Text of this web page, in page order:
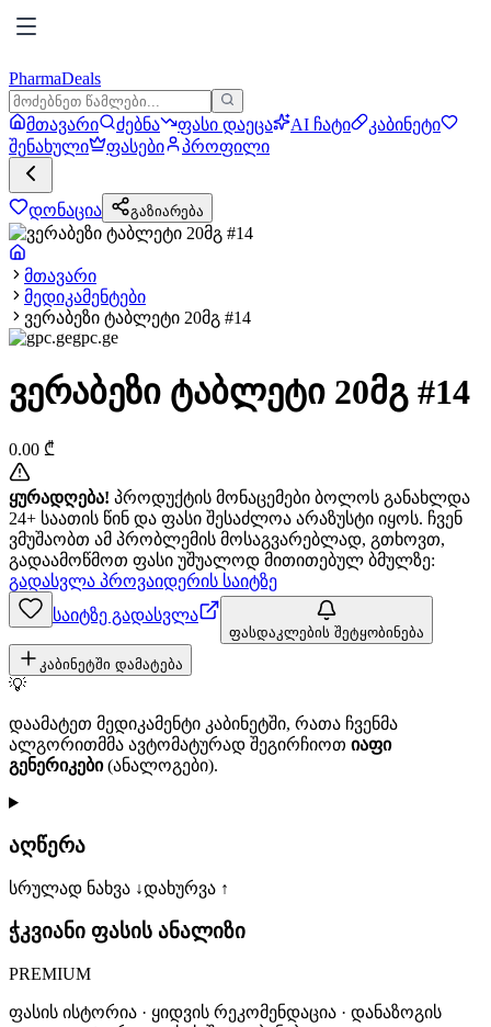
PharmaDeals
მთავარი ძებნა ფასი დაეცა AI ჩატი
კაბინეტი
შენახული
ფასები პროფილი
დონაცია გაზიარება
მთავარი
მედიკამენტები
ვერაბეზი ტაბლეტი 20მგ #14
gpc.ge
ვერაბეზი ტაბლეტი 20მგ #14
0.00 ₾
ყურადღება! პროდუქტის მონაცემები ბოლოს განახლდა
24+ საათის წინ და ფასი შესაძლოა არაზუსტი იყოს. ჩვენ
ვმუშაობთ ამ პრობლემის მოსაგვარებლად, გთხოვთ,
გადაამოწმოთ ფასი უშუალოდ მითითებულ ბმულზე:
გადასვლა პროვაიდერის საიტზე
საიტზე გადასვლა
ფასდაკლების შეტყობინება
კაბინეტში დამატება
💡
დაამატეთ მედიკამენტი კაბინეტში, რათა ჩვენმა
ალგორითმმა ავტომატურად შეგირჩიოთ იაფი
გენერიკები(ანალოგები).
აღწერა
სრულად ნახვა ↓დახურვა ↑
ჭკვიანი ფასის ანალიზი
PREMIUM
ფასის ისტორია · ყიდვის რეკომენდაცია · დანაზოგის